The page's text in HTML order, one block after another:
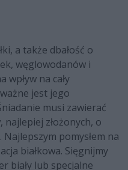
a także dbałość o
węglowodanów i
wpływ na cały
jest jego
musi zawierać
najlepiej złożonych, o
pomysłem na
białkowa. Sięgnijmy
biały lub specjalne